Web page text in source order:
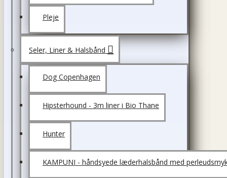
Pleje
Seler, Liner & Halsbånd
Dog Copenhagen
Hipsterhound - 3m liner i Bio Thane
Hunter
KAMPUNI - håndsyede læderhalsbånd med